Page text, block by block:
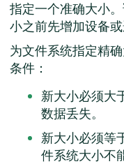
指定一个准确大小
小之前先增加设备或
为文件系统指定精
条件：
新大小必须大
数据丢失。
新大小必须等
件系统大小不